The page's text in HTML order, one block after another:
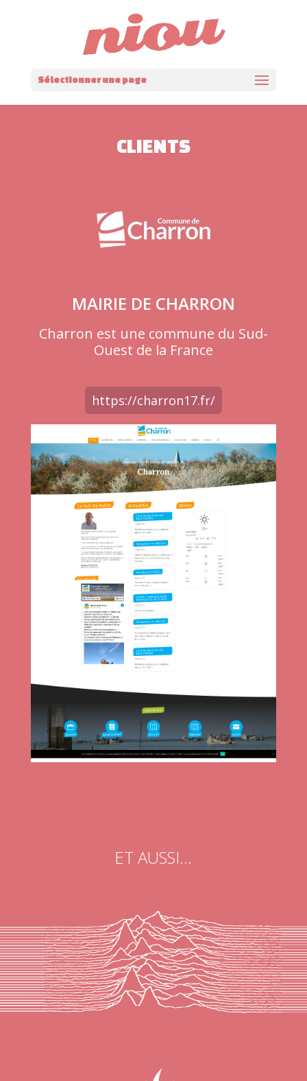
Sélectionner une page
CLIENTS
MAIRIE DE CHARRON
Charron est une commune du Sud-
Ouest de la France
https://charron17.fr/
ET AUSSI…